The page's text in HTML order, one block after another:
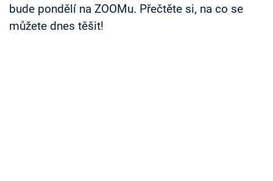
bude pondělí na ZOOMu. Přečtěte si, na co se
můžete dnes těšit!